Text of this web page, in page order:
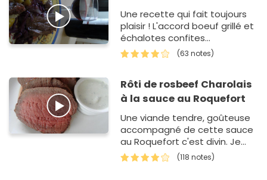
Une recette qui fait toujours
plaisir ! L'accord boeuf grillé et
échalotes confites...
(63 notes)
Rôti de rosbeef Charolais
à la sauce au Roquefort
Une viande tendre, goûteuse
accompagné de cette sauce
au Roquefort c'est divin. Je
n'ai pas mis de beurre, je
voulais une sauce moins
(118 notes)